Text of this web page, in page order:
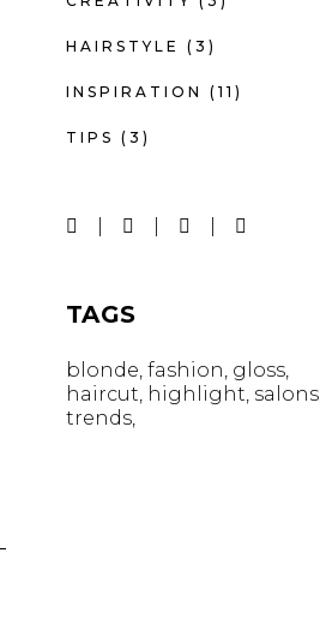
HAIRSTYLE (3)
INSPIRATION (11)
TIPS (3)
TAGS
blonde fashion gloss
haircut highlight salons
trends